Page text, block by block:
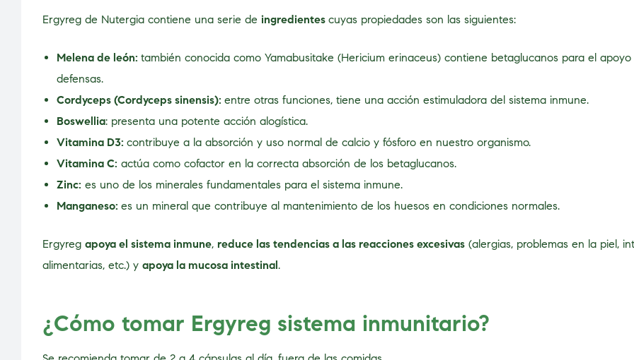
Ergyreg de Nutergia contiene una serie de ingredientes cuyas propiedades son las siguientes:
Melena de león: también conocida como Yamabusitake (Hericium erinaceus) contiene betaglucanos para el apoyo
defensas.
Cordyceps (Cordyceps sinensis): entre otras funciones, tiene una acción estimuladora del sistema inmune.
Boswellia: presenta una potente acción alogística.
Vitamina D3: contribuye a la absorción y uso normal de calcio y fósforo en nuestro organismo.
Vitamina C: actúa como cofactor en la correcta absorción de los betaglucanos.
Zinc: es uno de los minerales fundamentales para el sistema inmune.
Manganeso: es un mineral que contribuye al mantenimiento de los huesos en condiciones normales.
Ergyreg apoya el sistema inmune, reduce las tendencias a las reacciones excesivas (alergias, problemas en la piel,
alimentarias, etc.) y apoya la mucosa intestinal.
¿Cómo tomar Ergyreg sistema inmunitario?